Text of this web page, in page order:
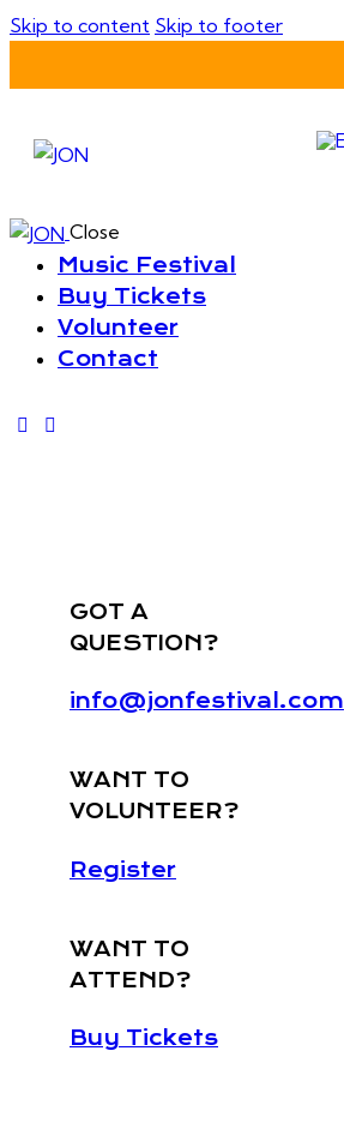
Skip to content Skip to footer
Close
Music Festival
Buy Tickets
Volunteer
Contact
GOT A
QUESTION?
info@jonfestival.com
WANT TO
VOLUNTEER?
Register
WANT TO
ATTEND?
Buy Tickets